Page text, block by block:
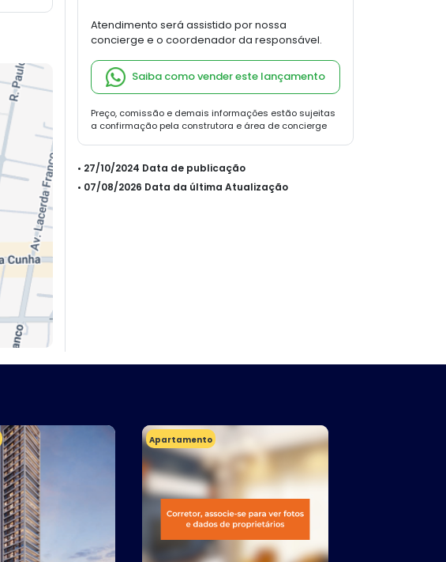
Atendimento será assistido por nossa
concierge e o coordenador da responsável.
Saiba como vender este lançamento
Preço, comissão e demais informações estão sujeitas
a confirmação pela construtora e área de concierge
• 27/10/2024 Data de publicação
• 07/08/2026 Data da última Atualização
Apartamento